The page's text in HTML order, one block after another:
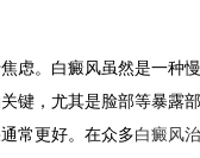
。白癜风虽然是一种
键，尤其是脸部等暴露
常更好。在众多白癜风